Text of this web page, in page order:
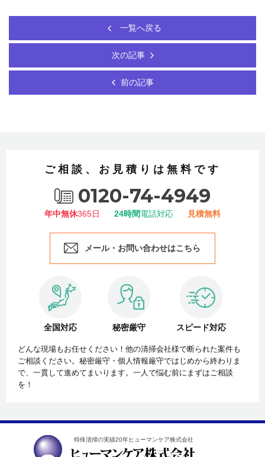
一覧へ戻る
次の記事
前の記事
ご相談、お見積りは無料です
0120-74-4949
年中無休365日 24時間電話対応 見積無料
メール・お問い合わせはこちら
全国対応 秘密厳守 スピード対応
どんな現場もお任せください！他の清掃会社様で断られた案件も
ご相談ください。秘密厳守・個人情報厳守ではじめから終わりま
で、一貫して進めてまいります。一人で悩む前にまずはご相談
を！
特殊清掃の実績20年ヒューマンケア株式会社